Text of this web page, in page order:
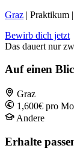
Graz | Praktikum
Bewirb dich jetzt
Das dauert nur
Auf einen
Graz
1,600€ pro
Andere
Erhalte